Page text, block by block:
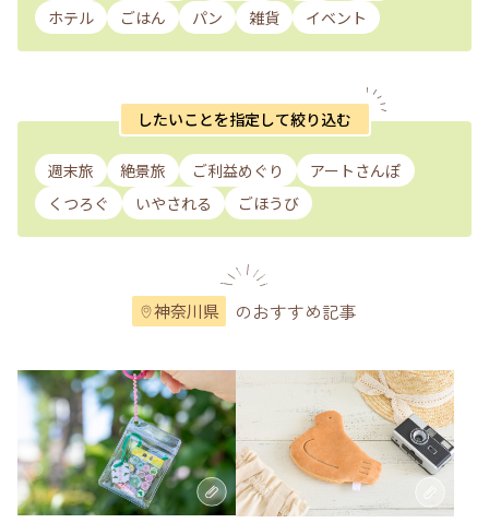
ホテル
ごはん パン 雑貨 イベント
したいことを指定して絞り込む
週末旅 絶景旅 ご利益めぐり
アートさんぽ
くつろぐ
いやされる ごほうび
神奈川県 のおすすめ記事